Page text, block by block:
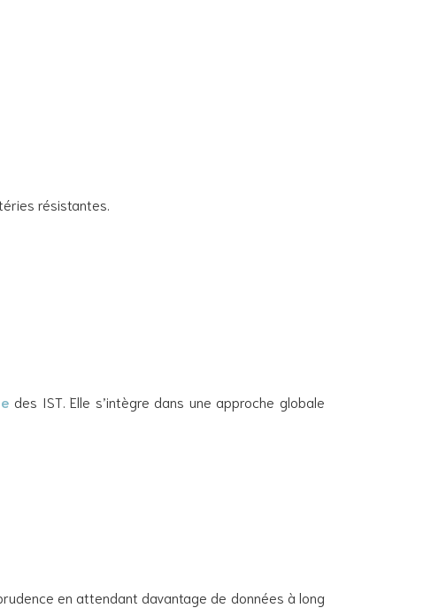
résistantes.
des IST. Elle s’intègre dans une approche globale
en attendant davantage de données à long